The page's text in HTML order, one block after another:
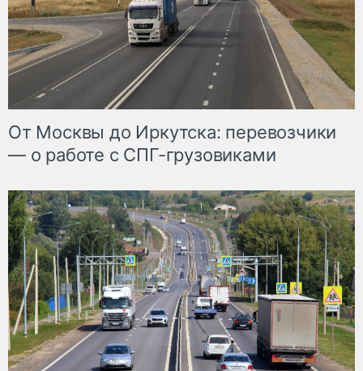
От Москвы до Иркутска: перевозчики
— о работе с СПГ-грузовиками